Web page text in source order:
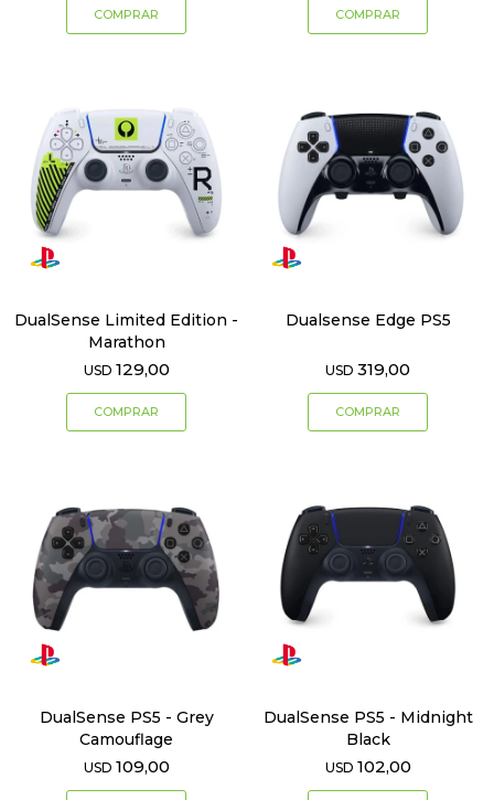
DualSense Limited Edition -
Marathon
USD 129,00
Dualsense Edge PS5
USD 319,00
DualSense PS5 - Grey
Camouflage
USD 109,00
DualSense PS5 - Midnight
Black
USD 102,00